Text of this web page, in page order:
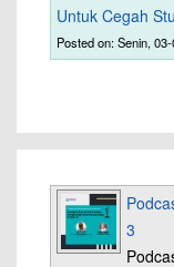
Untuk Cegah
Posted on: Senin,
3